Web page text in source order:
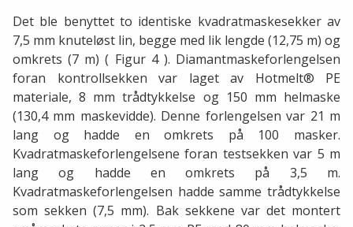
Det ble benyttet to identiske kvadratmaskesekker av
7,5 mm knuteløst lin, begge med lik lengde (12,75 m) og
omkrets (7 m) ( Figur 4 ). Diamantmaskeforlengelsen
foran kontrollsekken var laget av Hotmelt® PE
materiale, 8 mm trådtykkelse og 150 mm helmaske
(130,4 mm maskevidde). Denne forlengelsen var 21 m
lang og hadde en omkrets på 100 masker.
Kvadratmaskeforlengelsene foran testsekken var 5 m
lang og hadde en omkrets på 3,5 m.
Kvadratmaskeforlengelsen hadde samme trådtykkelse
som sekken (7,5 mm). Bak sekkene var det montert